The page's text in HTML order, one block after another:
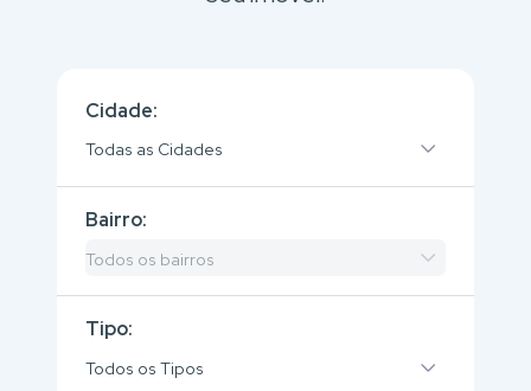
Cidade:
Todas as Cidades
Bairro:
Todos os bairros
Tipo:
Todos os Tipos